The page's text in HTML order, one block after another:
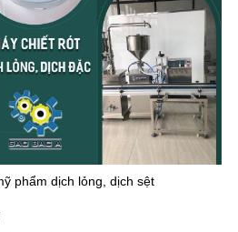
phẩm dịch lỏng, dịch sệt